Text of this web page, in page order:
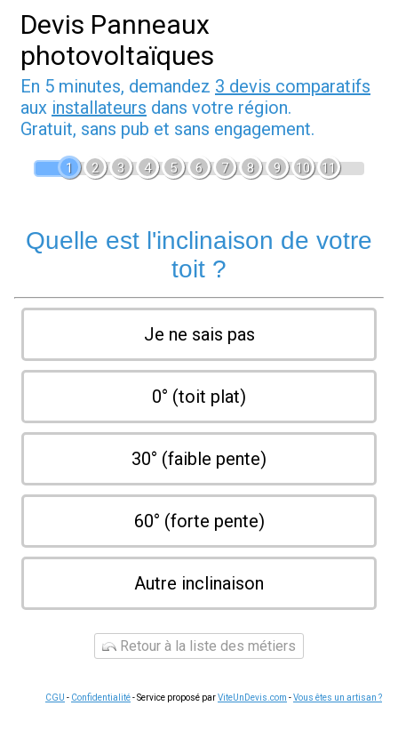
Devis Panneaux
photovoltaïques
En 5 minutes, demandez 3 devis comparatifs
aux installateurs dans votre région.
Gratuit, sans pub et sans engagement.
1 2 3 4 5 6 7 8 9 10 11
Quelle est l'inclinaison de votre
toit ?
Je ne sais pas
0° (toit plat)
30° (faible pente)
60° (forte pente)
Autre inclinaison
Retour à la liste des métiers
CGU - Confidentialité- Service proposé parViteUnDevis.com -Vous êtes un artisan ?